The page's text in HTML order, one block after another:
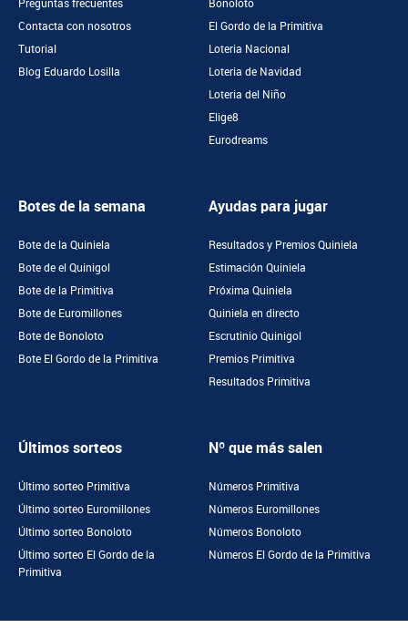
Preguntas frecuentes
Contacta con nosotros
Tutorial
Blog Eduardo Losilla
Bonoloto
El Gordo de la Primitiva
Loteria Nacional
Loteria de Navidad
Loteria del Niño
Elige8
Eurodreams
Botes de la semana
Bote de la Quiniela
Bote de el Quinigol
Bote de la Primitiva
Bote de Euromillones
Bote de Bonoloto
Bote El Gordo de la Primitiva
Ayudas para jugar
Resultados y Premios Quiniela
Estimación Quiniela
Próxima Quiniela
Quiniela en directo
Escrutinio Quinigol
Premios Primitiva
Resultados Primitiva
Últimos sorteos
Último sorteo Primitiva
Último sorteo Euromillones
Último sorteo Bonoloto
Último sorteo El Gordo de la
Primitiva
Nº que más salen
Números Primitiva
Números Euromillones
Números Bonoloto
Números El Gordo de la Primitiva